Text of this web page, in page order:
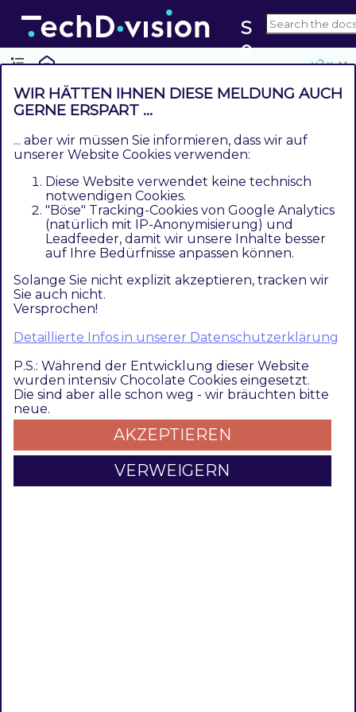
S
e
o
v2.x
Referenzen
Contents
Infos
Hilfreiche Links zu Tutorials,
Manuals und allgemeinen Infos
Google unterstützt das rel=next/prev
Hreflang Attribute 101
Canonical Urls (SEO Küche)
Komplette Liste der Standard ISO
Language Codes
WIR HÄTTEN IHNEN DIESE MELDUNG AUCH
GERNE ERSPART ...
... aber wir müssen Sie informieren, dass wir auf
unserer Website Cookies verwenden:
Diese Website verwendet keine technisch
notwendigen Cookies.
"Böse" Tracking-Cookies von Google Analytics
(natürlich mit IP-Anonymisierung) und
Leadfeeder, damit wir unsere Inhalte besser
auf Ihre Bedürfnisse anpassen können.
Solange Sie nicht explizit akzeptieren, tracken wir
Sie auch nicht.
Versprochen!
Detaillierte Infos in unserer Datenschutzerklärung
P.S.: Während der Entwicklung dieser Website
wurden intensiv Chocolate Cookies eingesetzt.
Die sind aber alle schon weg - wir bräuchten bitte
neue.
AKZEPTIEREN
VERWEIGERN